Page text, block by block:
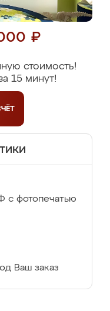
₽
стоимость!
15 минут!
фотопечатью
Ваш заказ